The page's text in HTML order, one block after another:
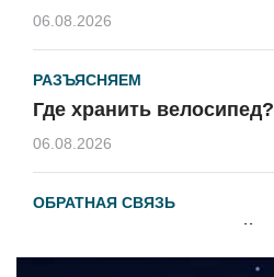
06.08.2026
РАЗЪЯСНЯЕМ
Где хранить велосипед?
06.08.2026
ОБРАТНАЯ СВЯЗЬ